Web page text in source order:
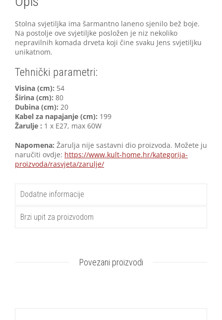
Stolna svjetiljka ima šarmantno laneno sjenilo bež boje.
Na postolje ove svjetiljke posložen je niz nekoliko
nepravilnih komada drveta koji čine svaku Jens svjetiljku
unikatnom.
Tehnički parametri:
Visina (cm): 54
Širina (cm): 80
Dubina (cm): 20
Kabel za napajanje (cm): 199
Žarulje : 1 x E27, max 60W
Napomena: Žarulja nije sastavni dio proizvoda. Možete ju
naručiti ovdje: https://www.kult-home.hr/kategorija-
proizvoda/rasvjeta/zarulje/
Dodatne informacije
Brzi upit za proizvodom
Povezani proizvodi